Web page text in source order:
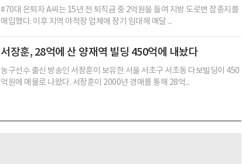
#70대 은퇴자 A씨는 15년 전 퇴직금 중 2억원을 들여 지방 도로변 잡종지를
매입했다. 이후 지역 야적장 업체에 장기 임대해 매달 ...
서장훈, 28억에 산 양재역 빌딩 450억에 내놨다
농구선수 출신 방송인 서장훈이 보유한 서울 서초구 서초동 다보빌딩이 450
억원에 매물로 나왔다. 서장훈이 2000년 경매를 통해 28억...